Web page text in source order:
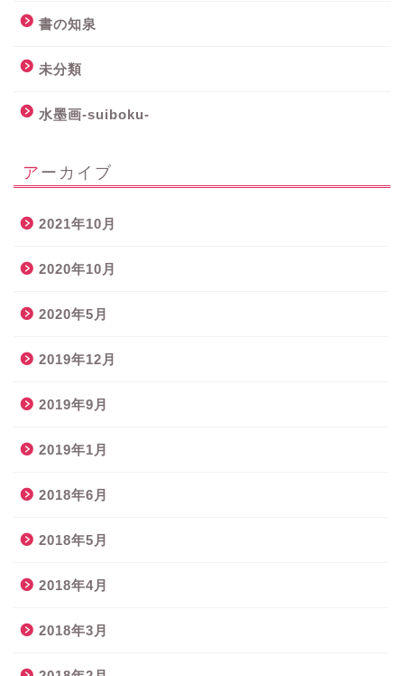
書の知泉
未分類
水墨画-suiboku-
アーカイブ
2021年10月
2020年10月
2020年5月
2019年12月
2019年9月
2019年1月
2018年6月
2018年5月
2018年4月
2018年3月